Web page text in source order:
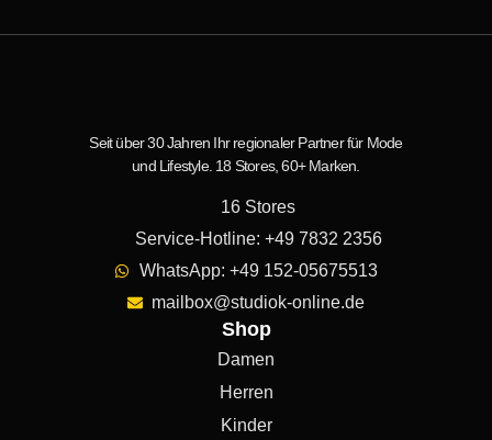
Seit über 30 Jahren Ihr regionaler Partner für Mode
und Lifestyle. 18 Stores, 60+ Marken.
16 Stores
Service-Hotline: +49 7832 2356
WhatsApp: +49 152-05675513
mailbox@studiok-online.de
Shop
Damen
Herren
Kinder